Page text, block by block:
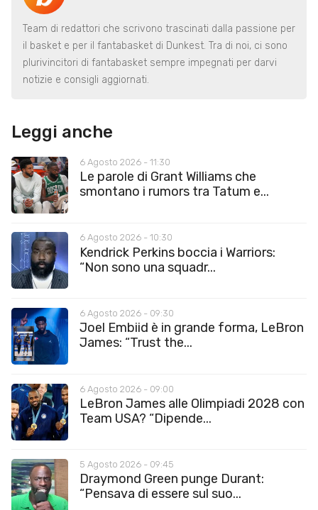
Team di redattori che scrivono trascinati dalla passione per
il basket e per il fantabasket di Dunkest. Tra di noi, ci sono
plurivincitori di fantabasket sempre impegnati per darvi
notizie e consigli aggiornati.
Leggi anche
6 Agosto 2026 - 11:30
Le parole di Grant Williams che
smontano i rumors tra Tatum e...
6 Agosto 2026 - 10:30
Kendrick Perkins boccia i Warriors:
“Non sono una squadr...
6 Agosto 2026 - 09:30
Joel Embiid è in grande forma, LeBron
James: “Trust the...
6 Agosto 2026 - 09:00
LeBron James alle Olimpiadi 2028 con
Team USA? “Dipende...
5 Agosto 2026 - 09:45
Draymond Green punge Durant:
“Pensava di essere sul suo...